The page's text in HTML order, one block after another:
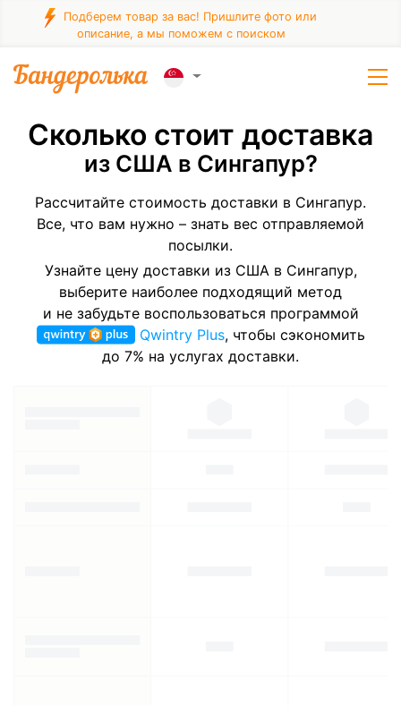
Подберем товар за вас! Пришлите фото или
описание, а мы поможем с поиском
Сколько стоит доставка
из США в Сингапур?
Рассчитайте стоимость доставки в Сингапур.
Все, что вам нужно – знать вес отправляемой
посылки.
Узнайте цену доставки из США в Сингапур,
выберите наиболее подходящий метод
и не забудьте воспользоваться программой
Qwintry Plus, чтобы сэкономить
до 7% на услугах доставки.